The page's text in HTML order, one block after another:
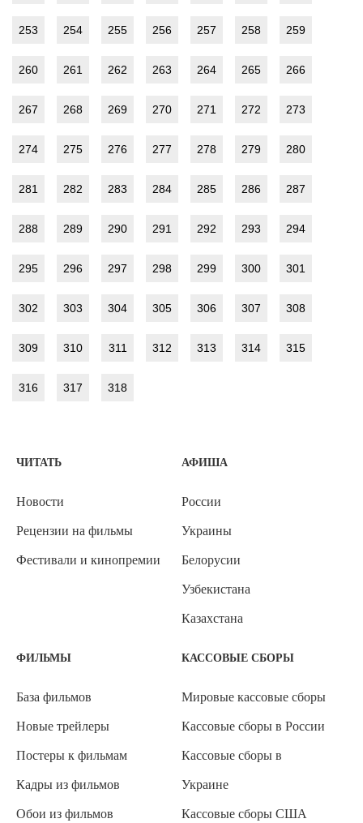
253 254 255 256 257 258 259
260 261 262 263 264 265 266
267 268 269 270 271 272 273
274 275 276 277 278 279 280
281 282 283 284 285 286 287
288 289 290 291 292 293 294
295 296 297 298 299 300 301
302 303 304 305 306 307 308
309 310 311 312 313 314 315
316 317 318
ЧИТАТЬ
Новости
Рецензии на фильмы
Фестивали и кинопремии
АФИША
России
Украины
Белорусии
Узбекистана
Казахстана
ФИЛЬМЫ
База фильмов
Новые трейлеры
Постеры к фильмам
Кадры из фильмов
Обои из фильмов
КАССОВЫЕ СБОРЫ
Мировые кассовые сборы
Кассовые сборы в России
Кассовые сборы в
Украине
Кассовые сборы США